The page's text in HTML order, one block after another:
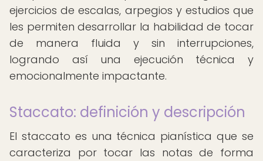
ejercicios de escalas, arpegios y estudios que
les permiten desarrollar la habilidad de tocar
de manera fluida y sin interrupciones,
logrando así una ejecución técnica y
emocionalmente impactante.
Staccato: definición y descripción
El staccato es una técnica pianística que se
caracteriza por tocar las notas de forma